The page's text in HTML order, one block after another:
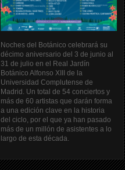
Noches del Botánico celebrará su
décimo aniversario del 3 de junio al
31 de julio en el Real Jardín
Botánico Alfonso XIII de la
Universidad Complutense de
Madrid. Un total de 54 conciertos y
más de 60 artistas que darán forma
a una edición clave en la historia
del ciclo, por el que ya han pasado
más de un millón de asistentes a lo
largo de esta década.